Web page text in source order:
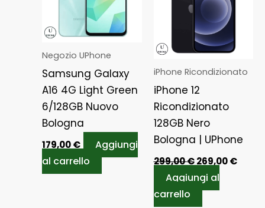
Negozio UPhone
Samsung Galaxy
A16 4G Light Green
6/128GB Nuovo
Bologna
179,00€
Aggiungi
al carrello
iPhone Ricondizionato
iPhone 12
Ricondizionato
128GB Nero
Bologna | UPhone
299,00€ 269,00€
Aggiungi al
carrello